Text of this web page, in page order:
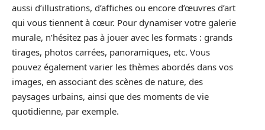
aussi d’illustrations, d’affiches ou encore d’œuvres d’art
qui vous tiennent à cœur. Pour dynamiser votre galerie
murale, n’hésitez pas à jouer avec les formats : grands
tirages, photos carrées, panoramiques, etc. Vous
pouvez également varier les thèmes abordés dans vos
images, en associant des scènes de nature, des
paysages urbains, ainsi que des moments de vie
quotidienne, par exemple.